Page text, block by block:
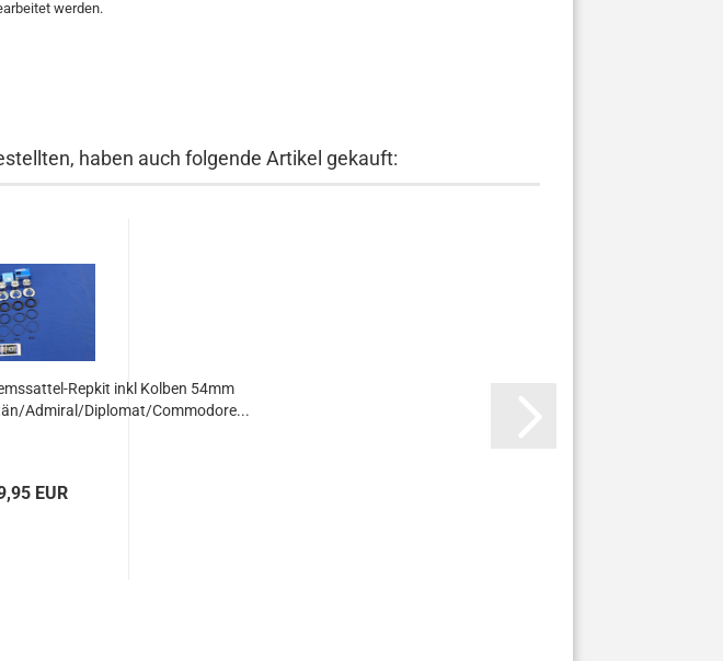
werden.
haben auch folgende Artikel gekauft:
Repkit inkl Kolben 54mm
Admiral/Diplomat/Commodore...
EUR